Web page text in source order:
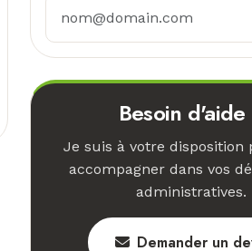
Besoin
Je suis à votre disposition
accompagner dans vos
administratives.
Demander un